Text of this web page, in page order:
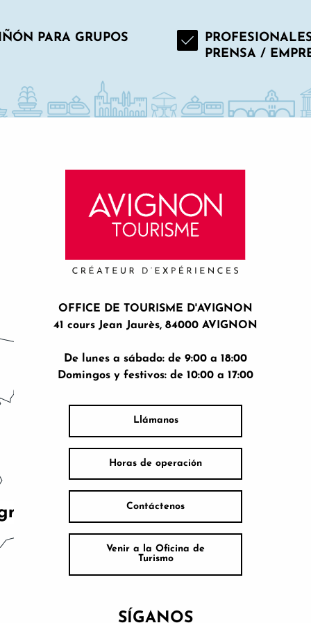
PARA GRUPOS
PRENSA /
OFFICE DE TOURISME D'AVIGNON
41 cours Jean Jaurès, 84000 AVIGNON
De lunes a sábado: de 9:00 a 18:00
Domingos y festivos: de 10:00 a 17:00
Llámanos
Horas de operación
Contáctenos
Venir a la Oficina de
Turismo
SÍGANOS